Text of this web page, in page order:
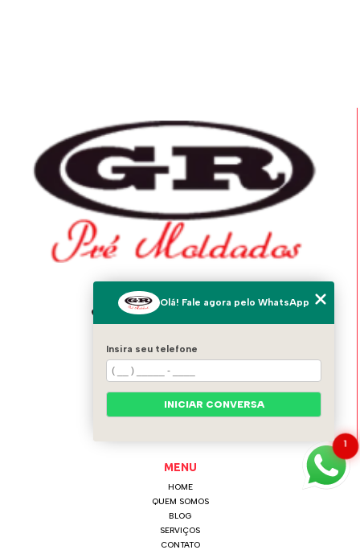
ENDEREÇO
Av. Italo Adami, 1556 - Vila Zeferina
Itaquaquecetuba - SP - 08574-020
GR PRÉ MOLDADOS
(11) 97124-6115
MENU
HOME
QUEM SOMOS
BLOG
SERVIÇOS
CONTATO
1
Olá! Fale agora pelo WhatsApp
Insira seu telefone
INICIAR CONVERSA